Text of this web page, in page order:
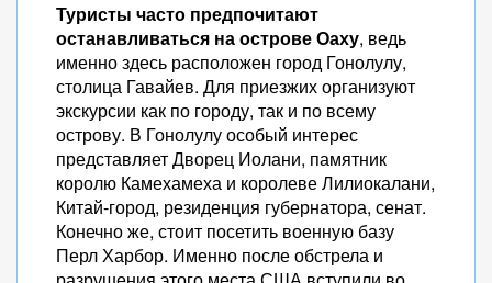
Туристы часто предпочитают
останавливаться на острове Оаху, ведь
именно здесь расположен город Гонолулу,
столица Гавайев. Для приезжих организуют
экскурсии как по городу, так и по всему
острову. В Гонолулу особый интерес
представляет Дворец Иолани, памятник
королю Камехамеха и королеве Лилиокалани,
Китай-город, резиденция губернатора, сенат.
Конечно же, стоит посетить военную базу
Перл Харбор. Именно после обстрела и